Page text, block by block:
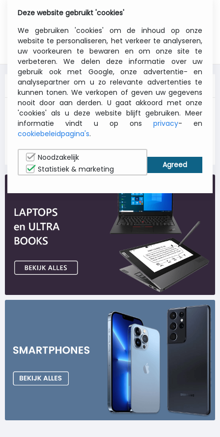
TOP CATEGORIEËN SEE ALL
Notebooks en
Laptops
Desktops
Smartphones
Inkjet Printers
Tablets
Deze website gebruikt 'cookies'
We gebruiken 'cookies' om de inhoud op onze
website te personaliseren, het verkeer te analyseren,
uw voorkeuren te bewaren en om onze site te
verbeteren. We delen deze informatie over uw
gebruik ook met Google, onze advertentie- en
analysepartner om u zo relevante advertenties te
kunnen tonen. We verkopen of geven uw gegevens
nooit door aan derden. U gaat akkoord met onze
'cookies' als u deze website blijft gebruiken. Meer
informatie vindt u op ons privacy- en
cookiebeleidpagina's.
Noodzakelijk
Statistiek & marketing